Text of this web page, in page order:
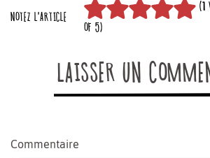
NOTEZ L'ARTICLE
(1
OF 5)
LAISSER UN
Commentaire